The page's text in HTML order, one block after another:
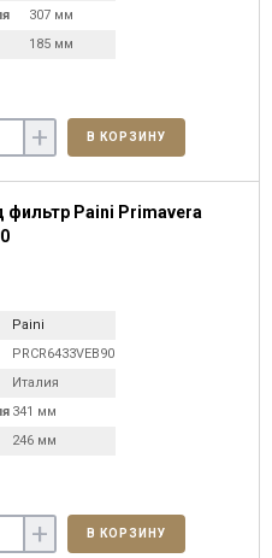
307 мм
185 мм
+ В КОРЗИНУ
фильтр Paini Primavera
Paini
PRCR6433VEB90
Италия
341 мм
246 мм
+ В КОРЗИНУ